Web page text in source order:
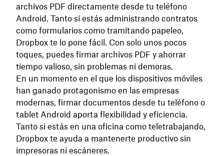
archivos PDF directamente desde tu teléfono
Android. Tanto si estás administrando contratos
como formularios como tramitando papeleo,
Dropbox te lo pone fácil. Con solo unos pocos
toques, puedes firmar archivos PDF y ahorrar
tiempo valioso, sin problemas ni demoras.
En un momento en el que los dispositivos móviles
han ganado protagonismo en las empresas
modernas, firmar documentos desde tu teléfono o
tablet Android aporta flexibilidad y eficiencia.
Tanto si estás en una oficina como teletrabajando,
Dropbox te ayuda a mantenerte productivo sin
impresoras ni escáneres.